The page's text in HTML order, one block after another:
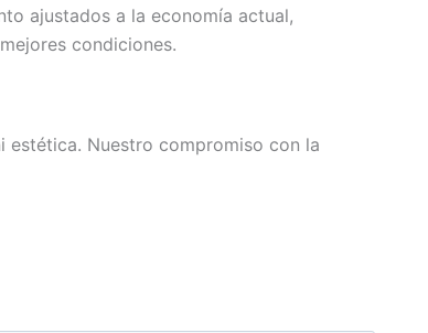
ajustados a la economía actual,
condiciones.
estética. Nuestro compromiso con la